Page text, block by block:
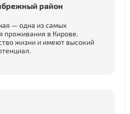
район
— одна из самых
проживания в Кирове.
жизни и имеют высокий